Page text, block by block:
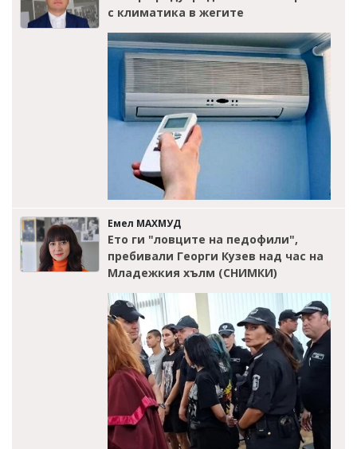
с климатика в жегите
Емел МАХМУД
Ето ги "ловците на педофили",
пребивали Георги Кузев над час на
Младежкия хълм (СНИМКИ)